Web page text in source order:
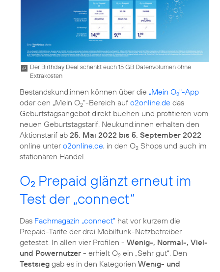
Der Birthday Deal schenkt euch 15 GB Datenvolumen ohne
Extrakosten
Bestandskund:innen können über die „Mein O2"-App
oder den „Mein O2"-Bereich auf o2online.de das
Geburtstagsangebot direkt buchen und profitieren vom
neuen Geburtstagstarif. Neukund:innen erhalten den
Aktionstarif ab 25. Mai 2022 bis 5. September 2022
online untero2online.de, in den O2 Shops und auch im
stationären Handel.
O2 Prepaid glänzt erneut im
Test der „connect“
Das Fachmagazin „connect” hat vor kurzem die
Prepaid-Tarife der drei Mobilfunk-Netzbetreiber
getestet. In allen vier Profilen - Wenig-, Normal-, Viel-
und Powernutzer - erhielt O2 ein „Sehr gut“. Den
Testsieg gab es in den Kategorien Wenig- und